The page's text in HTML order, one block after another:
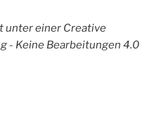
unter einer Creative
- Keine Bearbeitungen 4.0